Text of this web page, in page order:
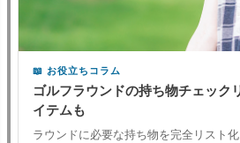
お役立ちコラム
ゴルフラウンドの持ち物チェック
イテムも
ラウンドに必要な持ち物を完全リスト